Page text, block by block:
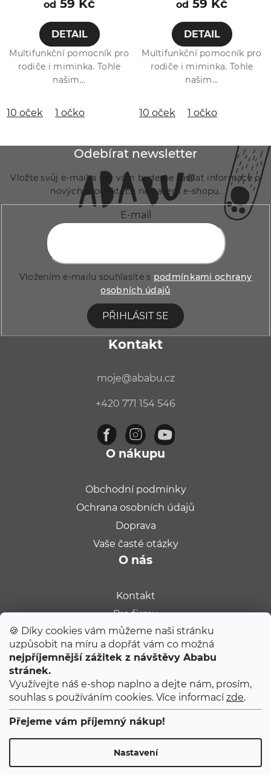
🍪 Díky cookies vám můžeme naši stránku
uzpůsobit na míru a dopřát vám co možná
nejpříjemnější zážitek z návštěvy Ababu
stránek.
Využívejte náš e-shop naplno a dejte nám, prosím,
souhlas s používáním cookies. Více informacízde.
Přejeme vám příjemný nákup!
Nastavení
od 59 Kč
DETAIL
Multifunkční pomocník pro
rodiče i miminka. Tohle
našim...
10 oček 1 očko
od 59 Kč
DETAIL
Multifunkční pomocník pro
rodiče i miminka. Tohle
našim...
10 oček 1 očko
Odebírat newsletter
Vložte svůj e-mail a my vám budeme zasílat informace o
nových produktech na našem e-shopu.
E-mail
Vložením e-mailu souhlasíte s podmínkami ochrany
osobních údajů
PŘIHLÁSIT SE
Kontakt
moje@ababu.cz
+420 771 154 546
O nákupu
Obchodní podmínky
Ochrana osobních údajů
Doprava
Vaše časté otázky
O nás
Kontakt
Pro firmy
Velkoobchod
Kariéra
Populární na blogu
Tipy od Jitky do porodnice
Ty úplně první narozeniny
První 2 měsíce s miminkem